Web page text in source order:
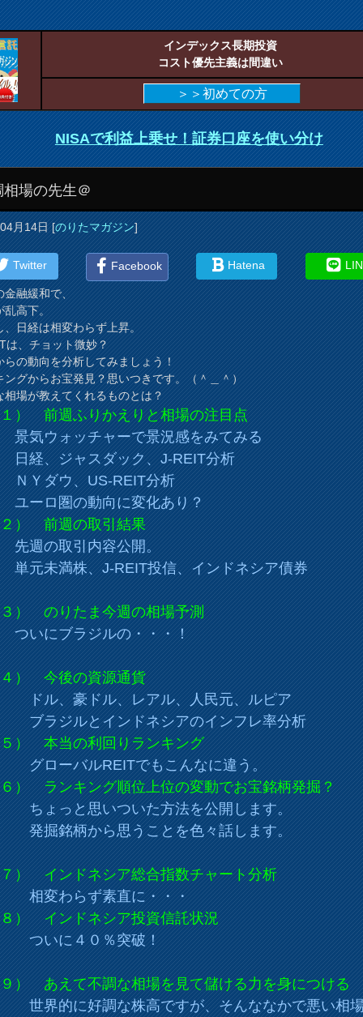
インデックス長期投資
コスト優先主義は間違い
＞＞初めての方
NISAで利益上乗せ！証券口座を使い分け
相場の先生＠
月14日[のりたマガジン]
Twitter Facebook Hatena
金融緩和で、
乱高下。
、日経は相変わらず上昇。
は、チョット微妙？
らの動向を分析してみましょう！
ングからお宝発見？思いつきです。（＾＿＾）
相場が教えてくれるものとは？
前週ふりかえりと相場の注目点
ウォッチャーで景況感をみてみる
、ジャスダック、J-REIT分析
ダウ、US-REIT分析
ロ圏の動向に変化あり？
） 前週の取引結果
の取引内容公開。
未満株、J-REIT投信、インドネシア債券
） のりたま今週の相場予測
にブラジルの・・・！
） 今後の資源通貨
、豪ドル、レアル、人民元、ルピア
ジルとインドネシアのインフレ率分析
） 本当の利回りランキング
グローバルREITでもこんなに違う。
ランキング順位上位の変動でお宝銘柄発掘？
っと思いついた方法を公開します。
銘柄から思うことを色々話します。
インドネシア総合指数チャート分析
わらず素直に・・・
） インドネシア投資信託状況
に４０％突破！
あえて不調な相場を見て儲ける力を身につける
的に好調な株高ですが、そんななかで悪い相